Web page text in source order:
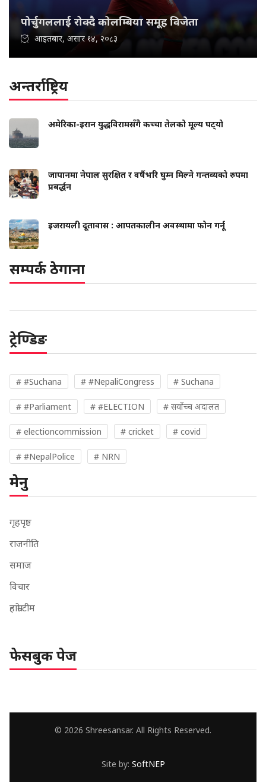
पोर्चुगललाई रोक्दै कोलम्बिया समूह विजेता
आइतबार, असार १४, २०८३
अन्तर्राष्ट्रिय
अमेरिका-इरान युद्धविरामसँगै कच्चा तेलको मूल्य घट्‍यो
जापानमा नेपाल सुरक्षित र वर्षैभरि घुम्न मिल्ने गन्तव्यको रुपमा
प्रबर्द्धन
इजरायली दूतावास : आपतकालीन अवस्थामा फोन गर्नू
सम्पर्क ठेगाना
ट्रेण्डिङ
# #Suchana # #NepaliCongress # Suchana
# #Parliament # #ELECTION # सर्वोच्च अदालत
# electioncommission # cricket # covid
# #NepalPolice # NRN
मेनु
गृहपृष्ठ
राजनीति
समाज
विचार
हाम्रो टीम
फेसबुक पेज
© 2026 Shreesansar. All Rights Reserved.
Site by: SoftNEP